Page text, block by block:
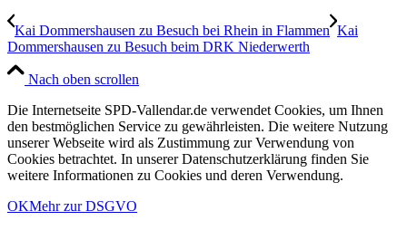
Kai Dommershausen zu Besuch bei Rhein in Flammen Kai
Dommershausen zu Besuch beim DRK Niederwerth
Nach oben scrollen
Die Internetseite SPD-Vallendar.de verwendet Cookies, um Ihnen
den bestmöglichen Service zu gewährleisten. Die weitere Nutzung
unserer Webseite wird als Zustimmung zur Verwendung von
Cookies betrachtet. In unserer Datenschutzerklärung finden Sie
weitere Informationen zu Cookies und deren Verwendung.
OKMehr zur DSGVO